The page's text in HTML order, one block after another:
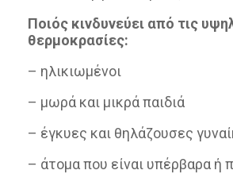
Ποιός κινδυνεύει από τις
θερμοκρασίες:
– ηλικιωμένοι
– μωρά και μικρά παιδιά
– έγκυες και θηλάζουσες
– άτομα που είναι υπέρβαρα ή